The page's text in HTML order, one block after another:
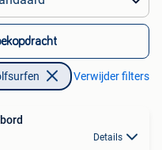
Verwijder filters
Details